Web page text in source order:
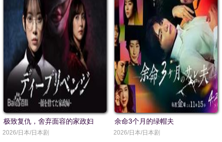
极致复仇，舍弃面容的家政妇
2026/日本/日本剧
余命3个月的绿帽夫
2026/日本/日本剧